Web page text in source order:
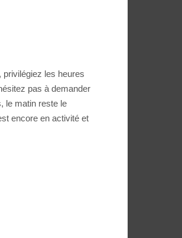
les heures
pas à demander
le matin reste le
encore en activité et